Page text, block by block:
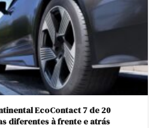
EcoContact 7 de 20
diferentes à frente e atrás